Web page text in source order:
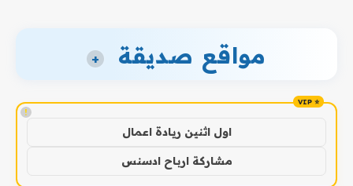
مواقع صديقة +
!
اول اثنين ريادة اعمال
مشاركة ارباح ادسنس